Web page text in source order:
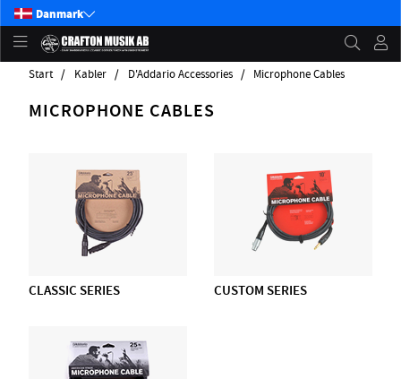
Danmark
Start Kabler D'Addario Accessories Microphone Cables
MICROPHONE CABLES
CLASSIC SERIES CUSTOM SERIES